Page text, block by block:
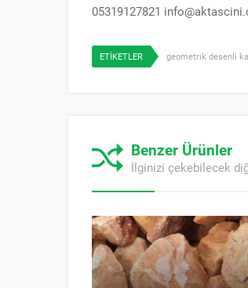
05319127821
ETİKETLER geometrik desenli
Benzer Ürünler
İlginizi çekebilecek